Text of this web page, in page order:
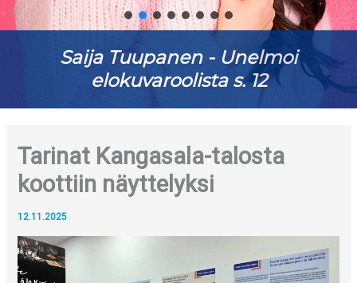
Saija Tuupanen - Unelmoi
elokuvaroolista s. 12
Tarinat Kangasala-talosta
koottiin näyttelyksi
12.11.2025